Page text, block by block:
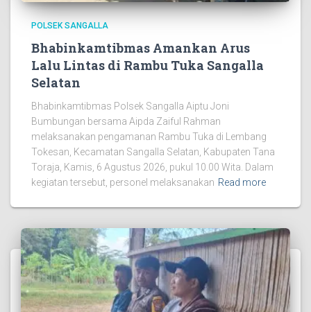
POLSEK SANGALLA
Bhabinkamtibmas Amankan Arus
Lalu Lintas di Rambu Tuka Sangalla
Selatan
Bhabinkamtibmas Polsek Sangalla Aiptu Joni
Bumbungan bersama Aipda Zaiful Rahman
melaksanakan pengamanan Rambu Tuka di Lembang
Tokesan, Kecamatan Sangalla Selatan, Kabupaten Tana
Toraja, Kamis, 6 Agustus 2026, pukul 10.00 Wita. Dalam
kegiatan tersebut, personel melaksanakan Read more